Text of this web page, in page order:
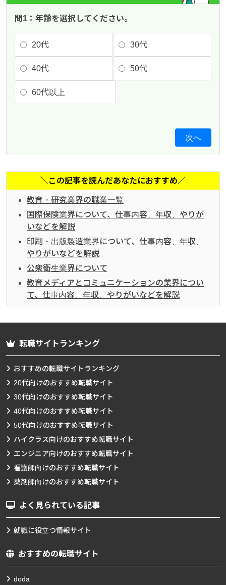
問1：年齢を選択してください。
20代 30代
40代 50代
60代以上
次へ
＼この記事を読んだあなたにおすすめ／
教育・研究業界の職業一覧
国際保険業界について、仕事内容、年収、やりが
いなどを解説
印刷・出版製造業界について、仕事内容、年収、
やりがいなどを解説
公衆衛生業界について
教育メディアとコミュニケーションの業界につい
て、仕事内容、年収、やりがいなどを解説
転職サイトランキング
おすすめの転職サイトランキング
20代向けのおすすめ転職サイト
30代向けのおすすめ転職サイト
40代向けのおすすめ転職サイト
50代向けのおすすめ転職サイト
ハイクラス向けのおすすめ転職サイト
エンジニア向けのおすすめ転職サイト
看護師向けのおすすめ転職サイト
薬剤師向けのおすすめ転職サイト
よく見られている記事
就職に役立つ情報サイト
おすすめの転職サイト
doda